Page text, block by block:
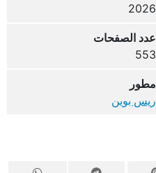
2026
عدد الصفحات
553
مطور
ريس بوين